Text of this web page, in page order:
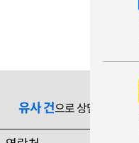
유사 건으로 상담 필요 시